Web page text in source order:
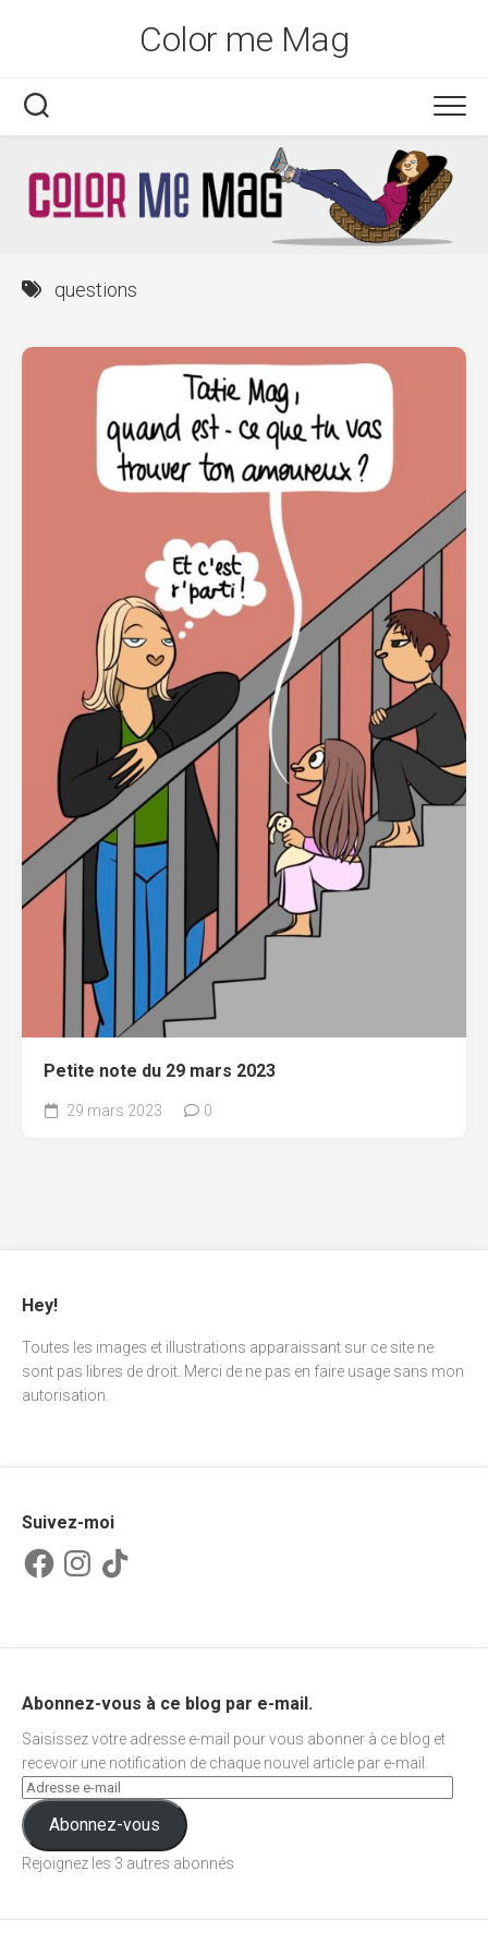
Color me Mag
questions
Petite note du 29 mars 2023
29 mars 2023 0
Hey!
Toutes les images et illustrations apparaissant sur ce site ne
sont pas libres de droit. Merci de ne pas en faire usage sans mon
autorisation.
Suivez-moi
FacebookInstagram
TikTok
Abonnez-vous à ce blog par e-mail.
Saisissez votre adresse e-mail pour vous abonner à ce blog et
recevoir une notification de chaque nouvel article par e-mail.
Abonnez-vous
Rejoignez les 3 autres abonnés